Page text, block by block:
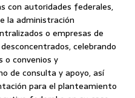
con autoridades federales,
la administración
o empresas de
celebrando
convenios y
de consulta y apoyo, así
para el planteamiento